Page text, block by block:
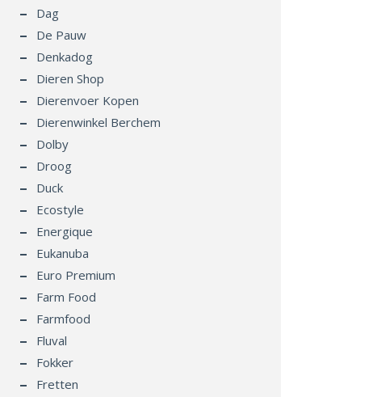
Dag
De Pauw
Denkadog
Dieren Shop
Dierenvoer Kopen
Dierenwinkel Berchem
Dolby
Droog
Duck
Ecostyle
Energique
Eukanuba
Euro Premium
Farm Food
Farmfood
Fluval
Fokker
Fretten